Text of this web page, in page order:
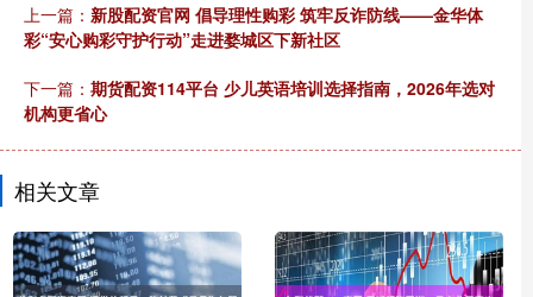
上一篇： 新股配资官网 倡导理性购彩 筑牢反诈防线——金华体
彩“安心购彩守护行动”走进婺城区下新社区
下一篇： 期货配资114平台 少儿英语培训选择指南，2026年选对
机构更省心
相关文章